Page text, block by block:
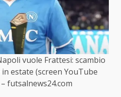
vuole Frattesi: scambio
estate (screen YouTube
futsalnews24.com